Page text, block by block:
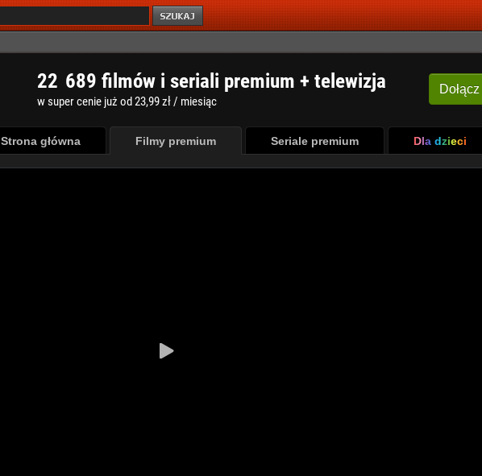
Dołącz
22 689 filmów i seriali premium + telewizja
w super cenie już od 23,99 zł / miesiąc
Strona główna Filmy premium Seriale premium Dla dzieci